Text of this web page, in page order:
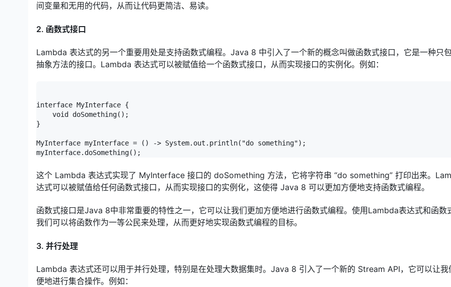
间变量和无用的代码，从而让代码更简洁、易读。
2. 函数式接口
Lambda 表达式的另一个重要用处是支持函数式编程。Java 8 中引入了一个新的概念叫做函数式接口，它是一种只
抽象方法的接口。Lambda 表达式可以被赋值给一个函数式接口，从而实现接口的实例化。例如：
interface MyInterface {
    void doSomething();
}
MyInterface myInterface = () -> System.out.println("do something");
这个 Lambda 表达式实现了 MyInterface 接口的 doSomething 方法，它将字符串 “do something” 打印出来。
达式可以被赋值给任何函数式接口，从而实现接口的实例化，这使得 Java 8 可以更加方便地支持函数式编程。
函数式接口是Java 8中非常重要的特性之一，它可以让我们更加方便地进行函数式编程。使用Lambda表达式和函数
我们可以将函数作为一等公民来处理，从而更好地实现函数式编程的目标。
3. 并行处理
Lambda 表达式还可以用于并行处理，特别是在处理大数据集时。Java 8 引入了一个新的 Stream API，它可以让我
便地进行集合操作。例如：